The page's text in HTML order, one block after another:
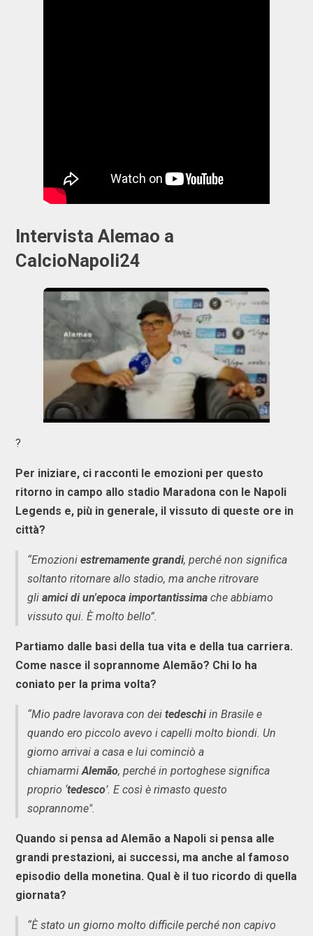
Intervista Alemao a
CalcioNapoli24
?
Per iniziare, ci racconti le emozioni per questo
ritorno in campo allo stadio Maradona con le Napoli
Legends e, più in generale, il vissuto di queste ore in
città?
“Emozioni estremamente grandi, perché non significa
soltanto ritornare allo stadio, ma anche ritrovare
gli amici di un'epoca importantissima che abbiamo
vissuto qui. È molto bello”.
Partiamo dalle basi della tua vita e della tua carriera.
Come nasce il soprannome Alemão? Chi lo ha
coniato per la prima volta?
“Mio padre lavorava con dei tedeschiin Brasile e
quando ero piccolo avevo i capelli molto biondi. Un
giorno arrivai a casa e lui cominciò a
chiamarmiAlemão, perché in portoghese significa
proprio ‘tedesco’. E così è rimasto questo
soprannome".
Quando si pensa ad Alemão a Napoli si pensa alle
grandi prestazioni, ai successi, ma anche al famoso
episodio della monetina. Qual è il tuo ricordo di quella
giornata?
“È stato un giorno molto difficile perché non capivo